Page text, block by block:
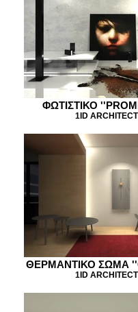
ΦΩΤΙΣΤΙΚΟ
1ID
ΘΕΡΜΑΝΤΙΚΟ ΣΩΜΑ
1ID